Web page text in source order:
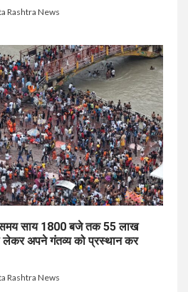
Rashtra News
साय 1800 बजे तक 55 लाख
अपने गंतव्य को प्रस्थान कर
Rashtra News